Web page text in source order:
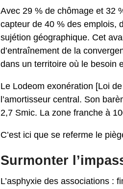
Avec 29 % de chômage et 32
capteur de 40 % des emplois,
sujétion géographique. Cet
d’entraînement de la
dans un territoire où le besoin
Le Lodeom exonération [Loi
l’amortisseur central. Son
2,7 Smic. La zone franche à
C’est ici que se referme le
Surmonter
L’asphyxie des associations :